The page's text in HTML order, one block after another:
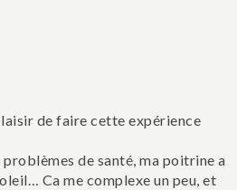
de faire cette expérience
problèmes de santé, ma poitrine a
Ca me complexe un peu, et